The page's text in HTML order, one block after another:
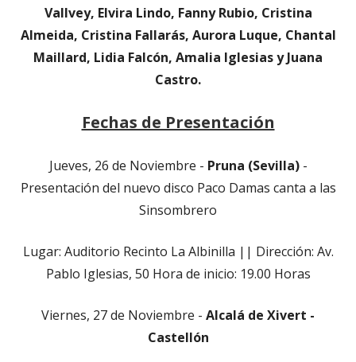
Vallvey, Elvira Lindo, Fanny Rubio, Cristina
Almeida, Cristina Fallarás, Aurora Luque, Chantal
Maillard, Lidia Falcón, Amalia Iglesias y Juana
Castro.
Fechas de Presentación
Jueves, 26 de Noviembre - Pruna (Sevilla)-
Presentación del nuevo disco Paco Damas canta a las
Sinsombrero
Lugar: Auditorio Recinto La Albinilla || Dirección: Av.
Pablo Iglesias, 50 Hora de inicio: 19.00 Horas
Viernes, 27 de Noviembre - Alcalá de Xivert -
Castellón